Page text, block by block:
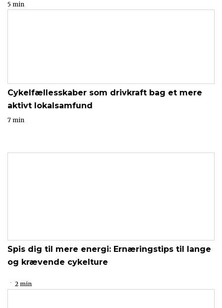
5 min
Cykelfællesskaber som drivkraft bag et mere
aktivt lokalsamfund
7 min
Spis dig til mere energi: Ernæringstips til lange
og krævende cykelture
2 min